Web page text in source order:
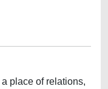
place of relations,